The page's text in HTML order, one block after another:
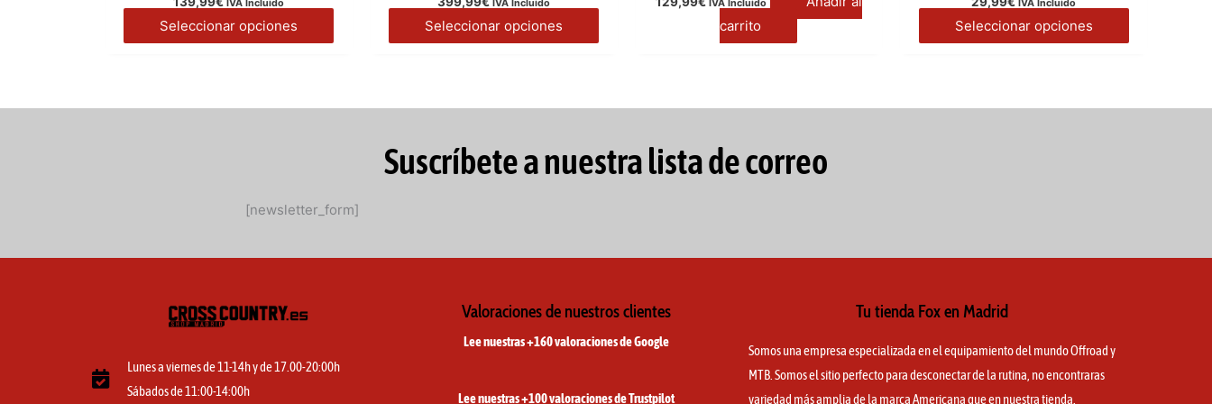
IVA Incluido
Seleccionar opciones
IVA Incluido
Seleccionar opciones
IVA Incluido
carrito
IVA Incluido
Seleccionar opciones
Suscríbete a nuestra lista de correo
[newsletter_form]
Lunes a viernes de 11-14h y de 17.00-20:00h
Sábados de 11:00-14:00h
Valoraciones de nuestros clientes
Lee nuestras +160 valoraciones de Google
Lee nuestras +100 valoraciones de Trustpilot
Tu tienda Fox en Madrid
Somos una empresa especializada en el equipamiento del mundo Offroad y
MTB. Somos el sitio perfecto para desconectar de la rutina, no encontraras
variedad más amplia de la marca Americana que en nuestra tienda.